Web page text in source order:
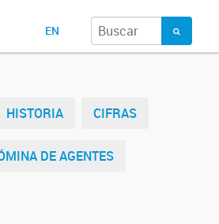
EN
HISTORIA CIFRAS
DE AGENTES